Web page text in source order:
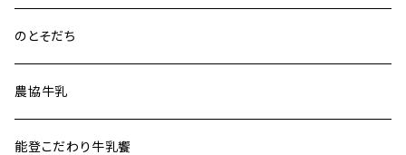
のとそだち
農協牛乳
能登こだわり牛乳饗